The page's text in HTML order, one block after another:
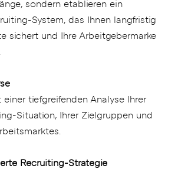
sondern etablieren ein
System, das Ihnen langfristig
sichert und Ihre Arbeitgebermarke
tiefgreifenden Analyse Ihrer
Situation, Ihrer Zielgruppen und
Recruiting-Strategie